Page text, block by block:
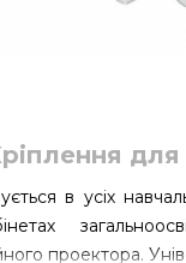
в усіх
проектора.